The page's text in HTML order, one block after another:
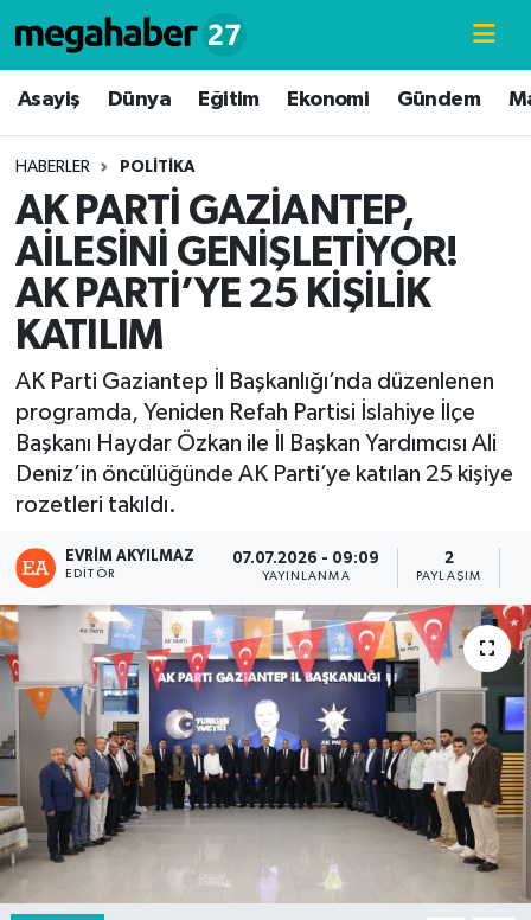
Asayiş Dünya Eğitim Ekonomi Gündem
HABERLER POLITIKA
AK PARTİ GAZİANTEP,
AİLESİNİ GENİŞLETİYOR!
AK PARTİ’YE 25 KİŞİLİK
KATILIM
AK Parti Gaziantep İl Başkanlığı’nda düzenlenen
programda, Yeniden Refah Partisi İslahiye İlçe
Başkanı Haydar Özkan ile İl Başkan Yardımcısı Ali
Deniz’in öncülüğünde AK Parti’ye katılan 25 kişiye
rozetleri takıldı.
EVRIM AKYILMAZ
EDITÖR
07.07.2026 - 09:09
YAYINLANMA
2
PAYLAŞIM
Hava Durumu
Süper Lig Puan Durumu ve Fikstür
Tüm Manşetler
Son Dakika Haberleri
Haber Arşivi